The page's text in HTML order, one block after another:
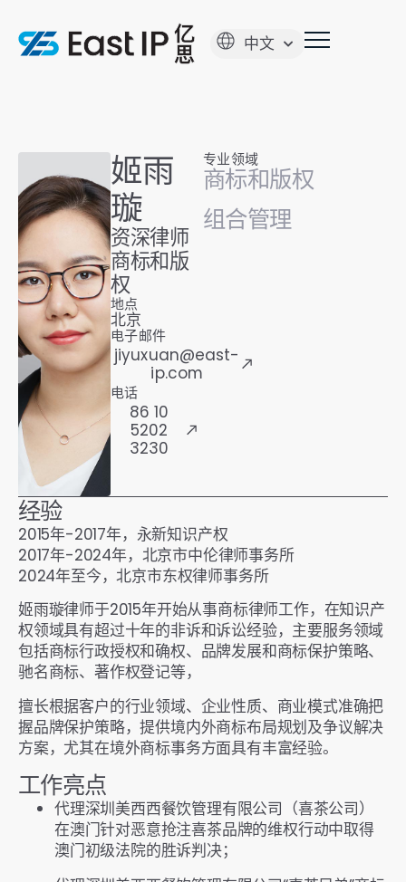
中文
姬雨
璇
资深律师
商标和版
权
地点
北京
电子邮件
jiyuxuan@east-
ip.com
电话
86 10
5202
3230
专业领域
商标和版权
组合管理
经验
2015年-2017年，永新知识产权
2017年-2024年，北京市中伦律师事务所
2024年至今，北京市东权律师事务所
姬雨璇律师于2015年开始从事商标律师工作，在知识产
权领域具有超过十年的非诉和诉讼经验，主要服务领域
包括商标行政授权和确权、品牌发展和商标保护策略、
驰名商标、著作权登记等，
擅长根据客户的行业领域、企业性质、商业模式准确把
握品牌保护策略，提供境内外商标布局规划及争议解决
方案，尤其在境外商标事务方面具有丰富经验。
工作亮点
代理深圳美西西餐饮管理有限公司（喜茶公司）
在澳门针对恶意抢注喜茶品牌的维权行动中取得
澳门初级法院的胜诉判决；